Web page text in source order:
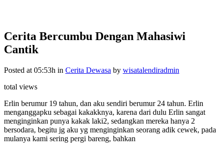
Cerita Bercumbu Dengan Mahasiwi
Cantik
Posted at 05:53h in Cerita Dewasa by wisatalendiradmin
total views
Erlin berumur 19 tahun, dan aku sendiri berumur 24 tahun. Erlin
menganggapku sebagai kakakknya, karena dari dulu Erlin sangat
menginginkan punya kakak laki2, sedangkan mereka hanya 2
bersodara, begitu jg aku yg menginginkan seorang adik cewek, pada
mulanya kami sering pergi bareng, bahkan